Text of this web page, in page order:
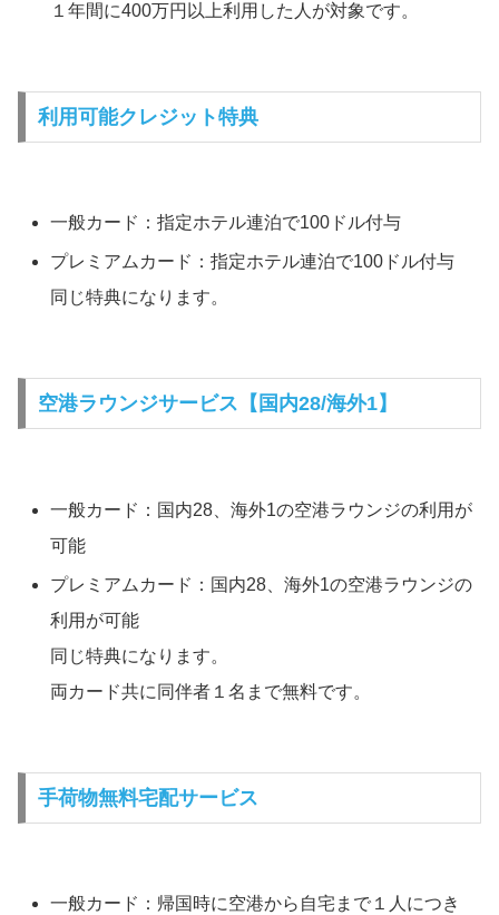
１年間に400万円以上利用した人が対象です。
利用可能クレジット特典
一般カード：指定ホテル連泊で100ドル付与
プレミアムカード：指定ホテル連泊で100ドル付与
同じ特典になります。
空港ラウンジサービス【国内28/海外1】
一般カード：国内28、海外1の空港ラウンジの利用が
可能
プレミアムカード：国内28、海外1の空港ラウンジの
利用が可能
同じ特典になります。
両カード共に同伴者１名まで無料です。
手荷物無料宅配サービス
一般カード：帰国時に空港から自宅まで１人につき